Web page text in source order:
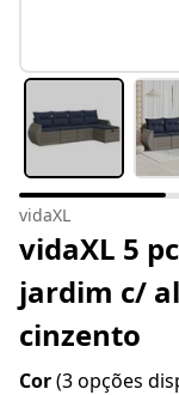
vidaXL
vidaXL 5
jardim c/
cinzento
Cor(3 opções